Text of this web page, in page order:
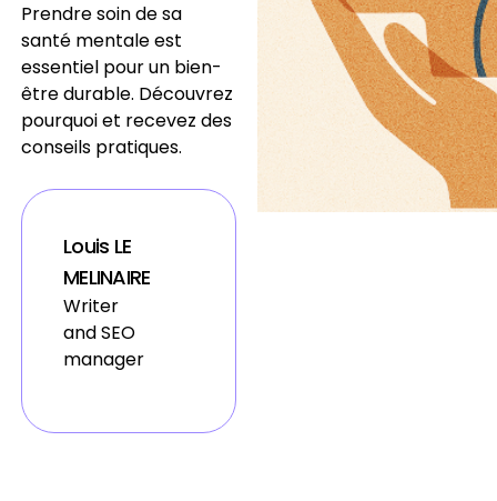
Prendre soin de sa
santé mentale est
essentiel pour un bien-
être durable. Découvrez
pourquoi et recevez des
conseils pratiques.
Louis LE
MELINAIRE
Writer
and SEO
manager